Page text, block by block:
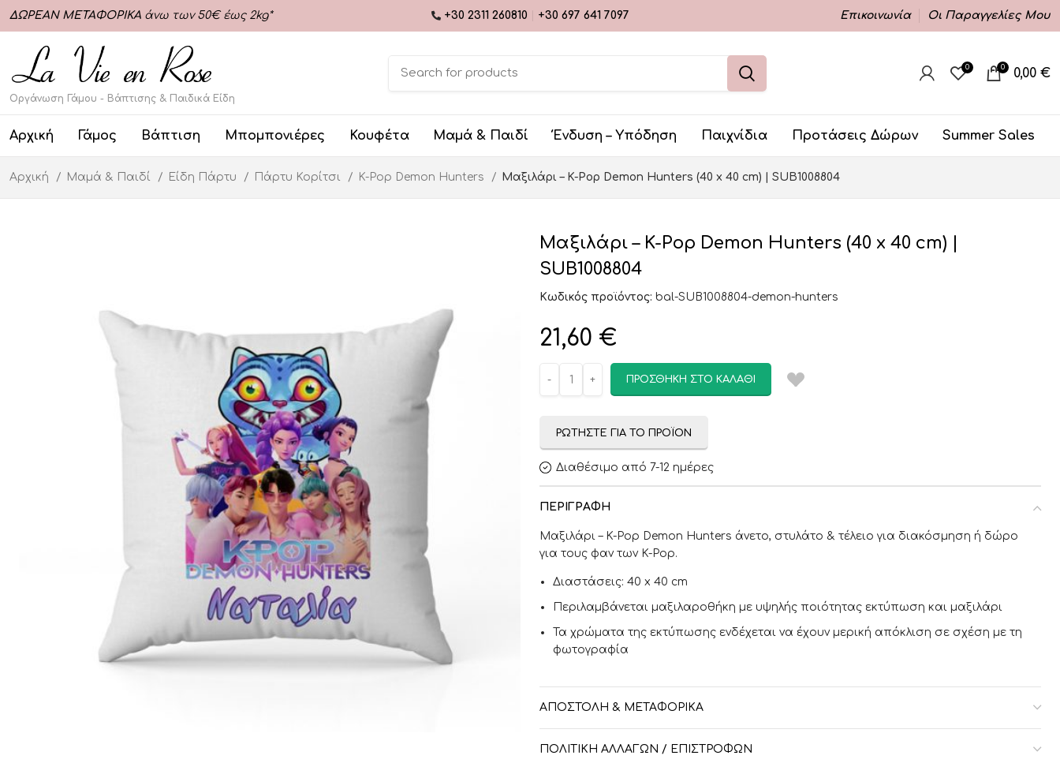
ΔΩΡΕΑΝ ΜΕΤΑΦΟΡΙΚΑ άνω των 50€ έως 2kg* +30 2311 260810 +30 697 641 7097 Επικοινωνία Οι Παραγγελίες Μου
Οργάνωση Γάμου - Βάπτισης & Παιδικά Είδη
0 0 0,00 €
Αρχική Γάμος Βάπτιση Μπομπονιέρες Κουφέτα Μαμά & Παιδί Ένδυση – Υπόδηση Παιχνίδια Προτάσεις Δώρων Summer Sales
Αρχική Μαμά & Παιδί Είδη Πάρτυ Πάρτυ Κορίτσι K-Pop Demon Hunters Μαξιλάρι – K-Pop Demon Hunters (40 x 40 cm) | SUB1008804
Μαξιλάρι – K-Pop Demon Hunters (40 x 40 cm) |
SUB1008804
Κωδικός προϊόντος: bal-SUB1008804-demon-hunters
21,60 €
ΠΡΟΣΘΉΚΗ ΣΤΟ ΚΑΛΆΘΙ
ΡΩΤΉΣΤΕ ΓΙΑ ΤΟ ΠΡΟΪΌΝ
Διαθέσιμο από 7-12 ημέρες
ΠΕΡΙΓΡΑΦΉ
Μαξιλάρι – K-Pop Demon Hunters άνετο, στυλάτο & τέλειο για διακόσμηση ή δώρο
για τους φαν των K-Pop.
Διαστάσεις: 40 x 40 cm
Περιλαμβάνεται μαξιλαροθήκη με υψηλής ποιότητας εκτύπωση και μαξιλάρι
Τα χρώματα της εκτύπωσης ενδέχεται να έχουν μερική απόκλιση σε σχέση με τη
φωτογραφία
ΑΠΟΣΤΟΛΉ & ΜΕΤΑΦΟΡΙΚΆ
ΠΟΛΙΤΙΚΉ ΑΛΛΑΓΏΝ / ΕΠΙΣΤΡΟΦΏΝ